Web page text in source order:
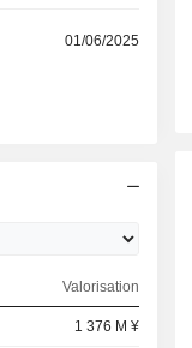
01/06/2025
Valorisation
1 376 M ¥